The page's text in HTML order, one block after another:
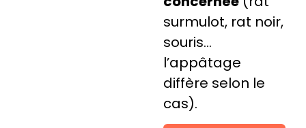
surmulot, rat noir,
souris…
l’appâtage
diffère selon le
cas).